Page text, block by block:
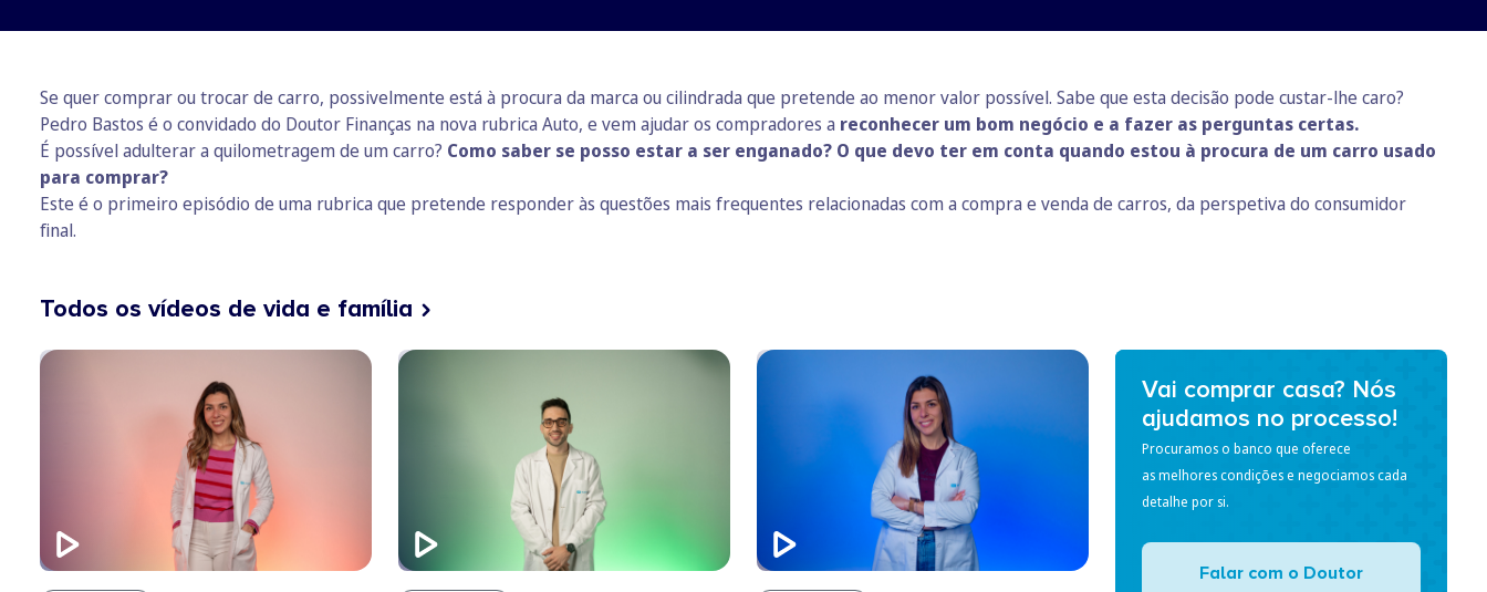
Se quer comprar ou trocar de carro, possivelmente está à procura da marca ou cilindrada que pretende ao menor valor possível. Sabe que esta decisão pode custar-lhe caro?
Pedro Bastos é o convidado do Doutor Finanças na nova rubrica Auto, e vem ajudar os compradores a reconhecer um bom negócio e a fazer as perguntas certas.
É possível adulterar a quilometragem de um carro? Como saber se posso estar a ser enganado? O que devo ter em conta quando estou à procura de um carro usado
para comprar?
Este é o primeiro episódio de uma rubrica que pretende responder às questões mais frequentes relacionadas com a compra e venda de carros, da perspetiva do consumidor
final.
Todos os vídeos de vida e família
Vai comprar casa? Nós
ajudamos no processo!
Procuramos o banco que oferece
as melhores condições e negociamos cada
detalhe por si.
Falar com o Doutor